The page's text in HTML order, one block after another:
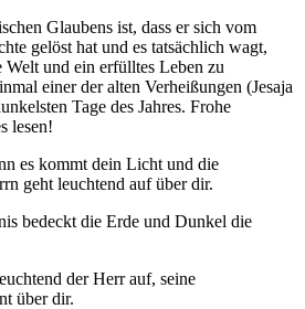
Glaubens ist, dass er sich vom
gelöst hat und es tatsächlich wagt,
Welt und ein erfülltes Leben zu
einer der alten Verheißungen (Jesaja
Tage des Jahres. Frohe
lesen!
es kommt dein Licht und die
geht leuchtend auf über dir.
bedeckt die Erde und Dunkel die
der Herr auf, seine
über dir.